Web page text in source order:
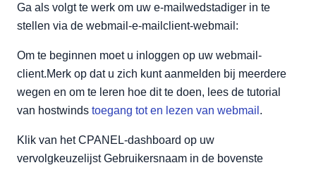
Ga als volgt te werk om uw e-mailwedstadiger in te
stellen via de webmail-e-mailclient-webmail:
Om te beginnen moet u inloggen op uw webmail-
client.Merk op dat u zich kunt aanmelden bij meerdere
wegen en om te leren hoe dit te doen, lees de tutorial
van hostwinds toegang tot en lezen van webmail .
Klik van het CPANEL-dashboard op uw
vervolgkeuzelijst Gebruikersnaam in de bovenste